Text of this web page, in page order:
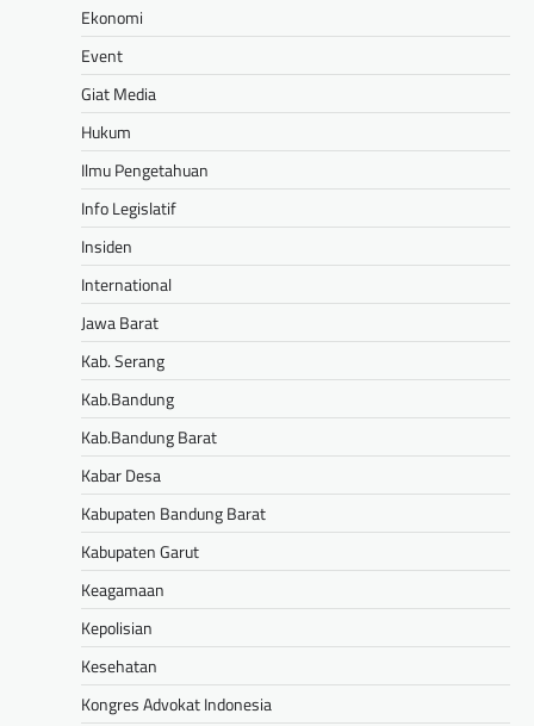
Ekonomi
Event
Giat Media
Hukum
Ilmu Pengetahuan
Info Legislatif
Insiden
International
Jawa Barat
Kab. Serang
Kab.Bandung
Kab.Bandung Barat
Kabar Desa
Kabupaten Bandung Barat
Kabupaten Garut
Keagamaan
Kepolisian
Kesehatan
Kongres Advokat Indonesia